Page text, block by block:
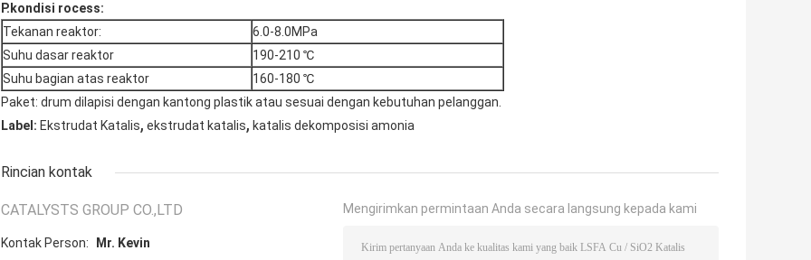
P. kondisi rocess:
Tekanan reaktor:
6.0-8.0MPa
Suhu dasar reaktor
190-210 ℃
Suhu bagian atas reaktor
160-180 ℃
Paket: drum dilapisi dengan kantong plastik atau sesuai dengan kebutuhan pelanggan.
Label: Ekstrudat Katalis, ekstrudat katalis, katalis dekomposisi amonia
Rincian kontak
CATALYSTS GROUP CO.,LTD
Kontak Person:
Mr. Kevin
Mengirimkan permintaan Anda secara langsung kepada kami